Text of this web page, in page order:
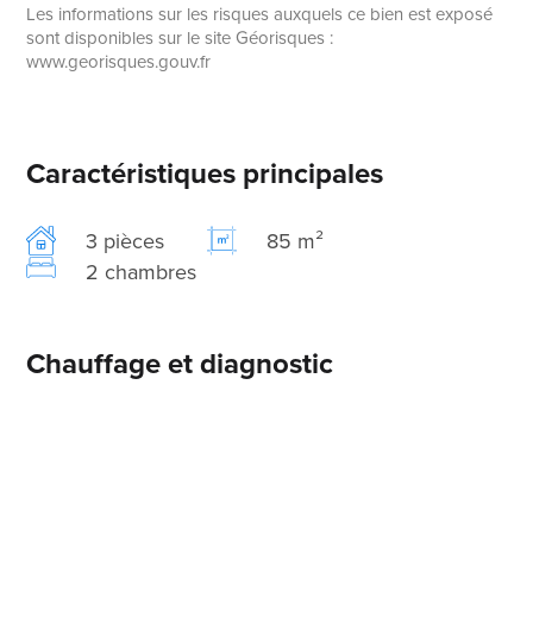
Les informations sur les risques auxquels ce bien est exposé
sont disponibles sur le site Géorisques :
www.georisques.gouv.fr
Caractéristiques principales
3 pièces
85 m²
2 chambres
Chauffage et diagnostic